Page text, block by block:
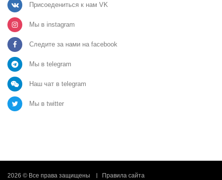
Присоедениться к нам VK
Мы в instagram
Следите за нами на facebook
Мы в telegram
Наш чат в telegram
Мы в twitter
2026 © Все права защищены Правила сайта